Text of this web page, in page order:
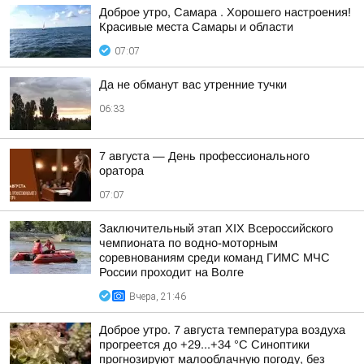
Доброе утро, Самара . Хорошего настроения!
Красивые места Самары и области
07:07
Да не обманут вас утренние тучки
06:33
7 августа — День профессионального
оратора
07:07
Заключительный этап XIХ Всероссийского
чемпионата по водно-моторным
соревнованиям среди команд ГИМС МЧС
России проходит на Волге
Вчера, 21:46
Доброе утро. 7 августа температура воздуха
прогреется до +29...+34 °C Синоптики
прогнозируют малооблачную погоду, без